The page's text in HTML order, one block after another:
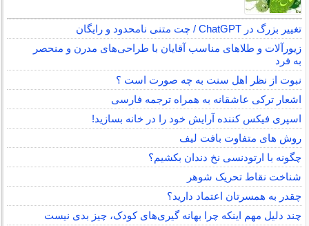
تغییر بزرگ در ChatGPT / چت متنی نامحدود و رایگان
زیورآلات و طلاهای مناسب آقایان با طراحی‌های مدرن و منحصر
به فرد
نبوت از نظر اهل سنت به چه صورت است ؟
اشعار ترکی عاشقانه به همراه ترجمه فارسی
اسپری فیکس کننده آرایش خود را در خانه بسازید!
روش های متفاوت بافت لیف
چگونه با ارتودنسی نخ دندان بکشیم؟
شناخت نقاط تحریک شوهر
چقدر به همسرتان اعتماد دارید؟
چند دلیل مهم اینکه چرا بهانه گیری‌های کودک، چیز بدی نیست